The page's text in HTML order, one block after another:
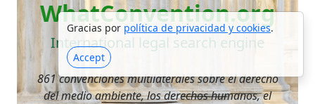
Gracias por política de privacidad y cookies.
Accept
WhatConvention.org
International legal search engine
861 convenciones multilaterales sobre el derecho
del medio ambiente, los derechos humanos, el